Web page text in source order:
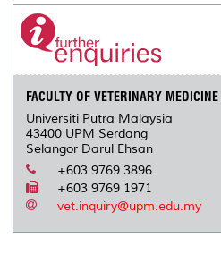
FACULTY OF VETERINARY MEDICINE
Universiti Putra Malaysia
43400 UPM Serdang
Selangor Darul Ehsan
+603 9769 3896
+603 9769 1971
vet.inquiry@upm.edu.my